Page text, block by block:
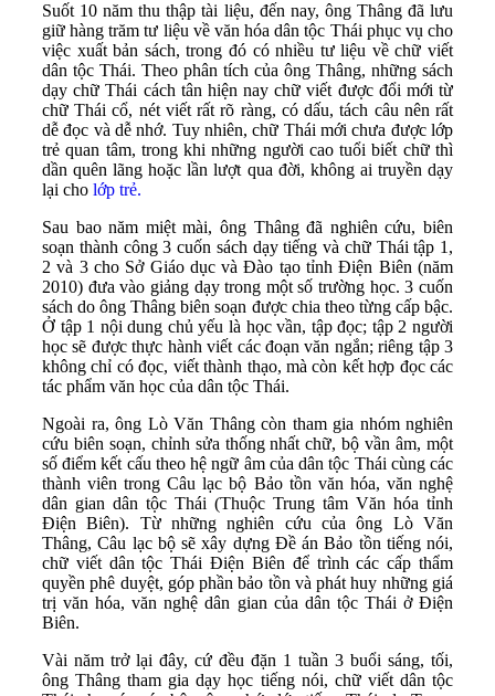
Suốt 10 năm thu thập tài liệu, đến nay, ông Thâng đã lưu
giữ hàng trăm tư liệu về văn hóa dân tộc Thái phục vụ cho
việc xuất bản sách, trong đó có nhiều tư liệu về chữ viết
dân tộc Thái. Theo phân tích của ông Thâng, những sách
dạy chữ Thái cách tân hiện nay chữ viết được đổi mới từ
chữ Thái cổ, nét viết rất rõ ràng, có dấu, tách câu nên rất
dễ đọc và dễ nhớ. Tuy nhiên, chữ Thái mới chưa được lớp
trẻ quan tâm, trong khi những người cao tuổi biết chữ thì
dần quên lãng hoặc lần lượt qua đời, không ai truyền dạy
lại cho lớp trẻ.
Sau bao năm miệt mài, ông Thâng đã nghiên cứu, biên
soạn thành công 3 cuốn sách dạy tiếng và chữ Thái tập 1,
2 và 3 cho Sở Giáo dục và Đào tạo tỉnh Điện Biên (năm
2010) đưa vào giảng dạy trong một số trường học. 3 cuốn
sách do ông Thâng biên soạn được chia theo từng cấp bậc.
Ở tập 1 nội dung chủ yếu là học vần, tập đọc; tập 2 người
học sẽ được thực hành viết các đoạn văn ngắn; riêng tập 3
không chỉ có đọc, viết thành thạo, mà còn kết hợp đọc các
tác phẩm văn học của dân tộc Thái.
Ngoài ra, ông Lò Văn Thâng còn tham gia nhóm nghiên
cứu biên soạn, chỉnh sửa thống nhất chữ, bộ vần âm, một
số điểm kết cấu theo hệ ngữ âm của dân tộc Thái cùng các
thành viên trong Câu lạc bộ Bảo tồn văn hóa, văn nghệ
dân gian dân tộc Thái (Thuộc Trung tâm Văn hóa tỉnh
Điện Biên). Từ những nghiên cứu của ông Lò Văn
Thâng, Câu lạc bộ sẽ xây dựng Ðề án Bảo tồn tiếng nói,
chữ viết dân tộc Thái Ðiện Biên để trình các cấp thẩm
quyền phê duyệt, góp phần bảo tồn và phát huy những giá
trị văn hóa, văn nghệ dân gian của dân tộc Thái ở Ðiện
Biên.
Vài năm trở lại đây, cứ đều đặn 1 tuần 3 buổi sáng, tối,
ông Thâng tham gia dạy học tiếng nói, chữ viết dân tộc